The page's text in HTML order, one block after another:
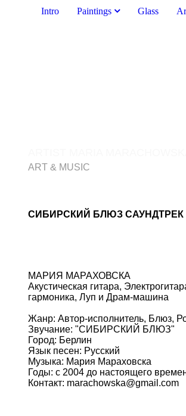
Intro Paintings Glass
ART & MUSIC
СИБИРСКИЙ БЛЮЗ САУНДТРЕК
МАРИЯ МАРАХОВСКА
Акустическая гитара,
гармоника, Луп и Драм-машина
Жанр: Автор-исполнитель, Блюз,
Звучание: "СИБИРСКИЙ БЛЮЗ"
Город: Берлин
Язык песен: Русский
Музыка: Мария Мараховска
Годы: с 2004 до настоящего
Контакт: marachowska@gmail.com